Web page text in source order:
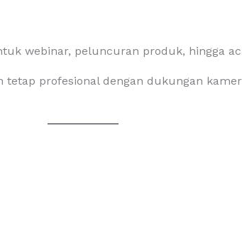
webinar, peluncuran produk, hingga
profesional dengan dukungan